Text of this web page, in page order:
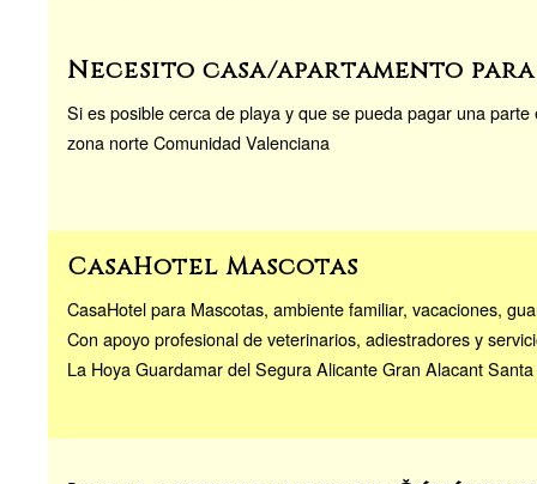
Necesito casa/apartamento
Si es posible cerca de playa y que se pueda pagar una parte
zona norte Comunidad Valenciana
CasaHotel Mascotas
CasaHotel para Mascotas, ambiente familiar, vacaciones,
Con apoyo profesional de veterinarios, adiestradores y
La Hoya Guardamar del Segura Alicante Gran Alacant